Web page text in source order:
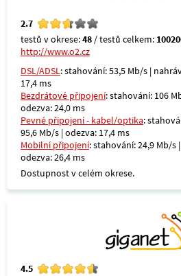
2.7
testů v okrese:48 / testů celkem:
http://www.o2.cz
DSL/ADSL: stahování: 53,5 Mb/s |
17,4 ms
Bezdrátové připojení: stahování: 106
odezva: 24,0 ms
Pevné připojení - kabel/optika:
95,6 Mb/s | odezva: 17,4 ms
Mobilní připojení: stahování: 24,9 Mb/s
odezva: 26,4 ms
Dostupnost v celém okrese.
4.5